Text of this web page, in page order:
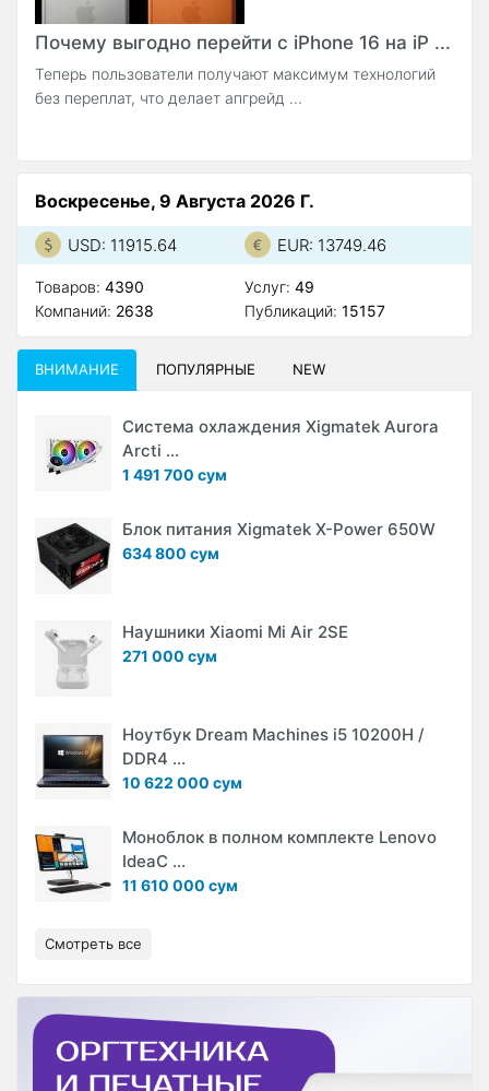
Почему выгодно перейти с iPhone 16 на iP ...
Теперь пользователи получают максимум технологий
без переплат, что делает апгрейд ...
Воскресенье, 9 Августа 2026 Г.
USD: 11915.64 EUR: 13749.46
Товаров: 4390
Компаний: 2638
Услуг: 49
Публикаций: 15157
ВНИМАНИЕ ПОПУЛЯРНЫЕ NEW
Система охлаждения Xigmatek Aurora
Arcti ...
1 491 700 сум
Блок питания Xigmatek X-Power 650W
634 800 сум
Наушники Xiaomi Mi Air 2SE
271 000 сум
Ноутбук Dream Machines i5 10200H /
DDR4 ...
10 622 000 сум
Моноблок в полном комплекте Lenovo
IdeaC ...
11 610 000 сум
Смотреть все